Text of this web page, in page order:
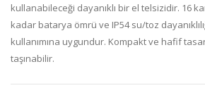
kullanabileceği dayanıklı bir el telsizidir. 16
kadar batarya ömrü ve IP54 su/toz
kullanımına uygundur. Kompakt ve hafif
taşınabilir.